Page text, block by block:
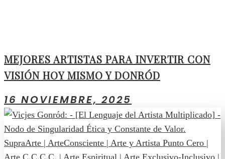
MEJORES ARTISTAS PARA INVERTIR CON
VISIÓN HOY MISMO Y DONRÓD
16 NOVIEMBRE, 2025